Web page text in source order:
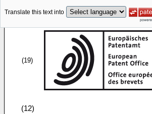
Translate this text into
(19)
(12)